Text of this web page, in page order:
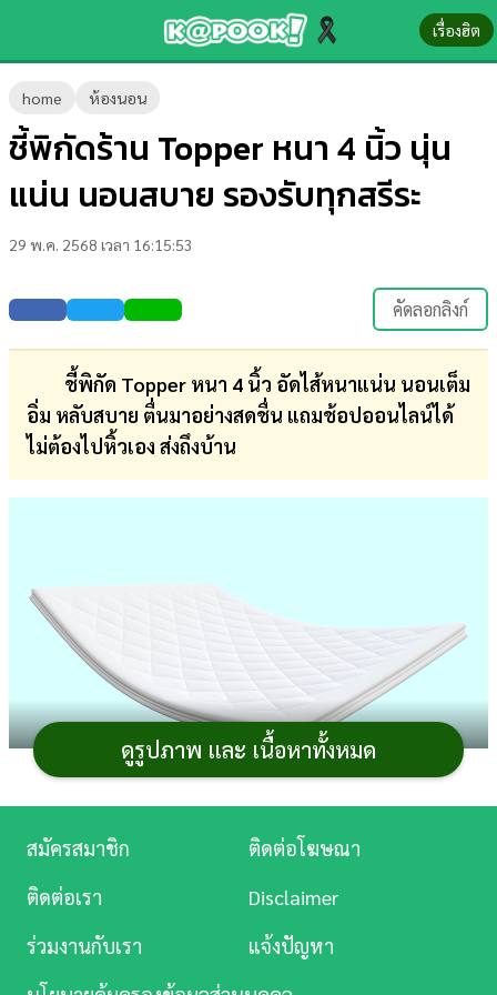
เรื่องฮิต
home ห้องนอน
ชี้พิกัดร้าน Topper หนา 4 นิ้ว นุ่น
แน่น นอนสบาย รองรับทุกสรีระ
29 พ.ค. 2568 เวลา 16:15:53
คัดลอกลิงก์
ชี้พิกัด Topper หนา 4 นิ้ว อัดไส้หนาแน่น นอนเต็ม
อิ่ม หลับสบาย ตื่นมาอย่างสดชื่น แถมช้อปออนไลน์ได้
ไม่ต้องไปหิ้วเอง ส่งถึงบ้าน
นุ่ม แต่เตียงของเก่ายุบหรืออยากหาอะไร
มาเสริมบนที่นอนให้หลับสบายมากขึ้น วันนี้เรามี
นท็อปเปอร์
พร้อมพรีวิวและราคามาฝาก จะใช้ปูบนที่นอน
คัดมาให้แล้วว่าเป็น
Topper หนา 4 นิ้วอัดไส้แน่น ๆ ช่วยให้
หลับสนิท จะพลิกตัวด้านไหนก็นอนสบาย เพราะรองรับทุก
ดูรูปภาพ และ เนื้อหาทั้งหมด
ข่าว-
ความ
รู้
บันเทิง
ตรวจ
หวย
ผล
บอล
สด
การ
ศึกษา
บันเทิง
ดู
Music
สมัครสมาชิก
ติดต่อโฆษณา
ติดต่อเรา
Disclaimer
ร่วมงานกับเรา
แจ้งปัญหา